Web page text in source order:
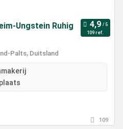
Ungstein Ruhig
109 ref.
Palts, Duitsland
109